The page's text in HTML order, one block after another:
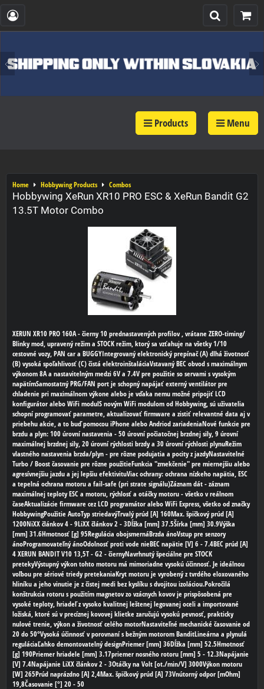
Products Menu
Home Hobbywing Products Combos
Hobbywing XeRun XR10 PRO ESC & XeRun Bandit G2
13.5T Motor Combo
XERUN XR10 PRO 160A - čierny 10 prednastavených profilov , vrátane ZERO-timing/
Blinky mod, upravený režim a STOCK režim, ktorý sa vzťahuje na všetky 1/10
cestovné vozy, PAN car a BUGGYIntegrovaný elektronický prepínač (A) dlhá životnosť
(B) vysoká spoľahlivosť (C) čistá elektroinštaláciaVstavaný BEC obvod s maximálnym
výkonom 8A a nastavitelným medzi 6V a 7.4V pre použitie so servami s vysokým
napätímSamostatný PRG/FAN port je schopný napájať externý ventilátor pre
chladenie pri maximálnom výkone alebo je vďaka nemu možné pripojiť LCD
konfigurátor alebo WiFi modulS novým WiFi modulom od Hobbywing, sú uživatelia
schopní programovať parametre, aktualizovať firmware a zistiť relevantné data aj v
priebehu akcie, a to buď pomocou iPhone alebo Andriod zariadeniaNové funkcie pre
brzdu a plyn: 100 úrovní nastavenia - 50 úrovní počiatočnej brzdnej sily, 9 úrovní
maximálnej brzdnej sily, 20 úrovní rýchlosti brzdy a 30 úrovní rýchlosti plynuRežim
vlastného nastavenia brzda/plyn - pre rôzne podujatia a pocity z jazdyNastavitelné
Turbo / Boost časovanie pre rôzne použitieFunkcia "zmekčenie" pre miernejšiu alebo
agresívnejšiu jazdu a jej lepšiu efektivituViac ochrany: ochrana nízkeho napätia, ESC
a tepelná ochrana motoru a fail-safe (pri strate signálu)Záznam dát - záznam
maximálnej teploty ESC a motoru, rýchlosť a otáčky motoru - všetko v reálnom
časeAktualizácie firmware cez LCD programátor alebo WiFi Express, všetko od značky
HobbywingPoužitie AutoTyp striedavýTrvalý prúd [A] 160Max. špičkový prúd [A]
1200NiXX článkov 4 - 9LiXX článkov 2 - 3Dĺžka [mm] 37.5Šírka [mm] 30.9Výška
[mm] 31.6Hmotnosť [g] 95Regulácia obojsmernáBrzda ánoVstup pre senzory
ánoProgramovateľný ánoOdolnosť proti vode nieBEC napätie [V] 6 - 7.4BEC prúd [A]
4 XERUN BANDIT V10 13,5T - G2 - čiernyNavrhnutý špeciálne pre STOCK
pretekyVýstupný výkon tohto motoru má mimoriadne vysokú účinnosť. Je ideálnou
voľbou pre sériové triedy pretekaniaKryt motoru je vyrobený z tvrdého eloxovaného
hliníku a jeho vinutie je z čistej medi bez kyslíku s dvojitou izoláciou.Pokročilá
konštrukcia rotoru s použitím magnetov zo vzácnych kovov je prispôsobená pre
vysoké teploty, hriadeľ z vysoko kvalitnej leštenej legovanej oceli a importované
ložiská, ktoré sú v precíznej kovovej klietke zaručujú vysokú pevnosť, prakticky
nulové trenie, výkon a životnosť celého motorNastaviteľné mechanické časovanie od
20 do 50°Vysoká účinnosť v porovnaní s bežným motorom BanditLineárna a plynulá
reguláciaĽahko demontovatelný designPriemer [mm] 36Dĺžka [mm] 52.5Hmotnosť
[g] 190Priemer hriadele [mm] 3.17priemer nosného rotoru [mm] 5 - 12.3Napájanie
[V] 7.4Napájanie LiXX článkov 2 - 3Otáčky na Volt [ot./min/V] 3000Výkon motoru
[W] 265Prúd naprázdno [A] 2,4Max. špičkový prúd [A] 73Vnútorný odpor [mOhm]
19,8Časovanie [°] 20 - 50